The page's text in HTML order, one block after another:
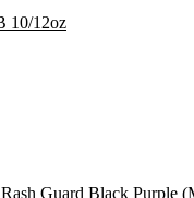
10/12oz
Guard Black Purple